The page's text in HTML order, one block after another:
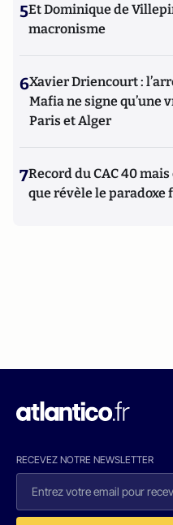
5Et Dominique de
macronisme
6Xavier Driencourt :
Mafia ne signe qu’une
Paris et Alger
7Record du CAC 40
que révèle le paradoxe
RECEVEZ NOTRE NEWSLETTER